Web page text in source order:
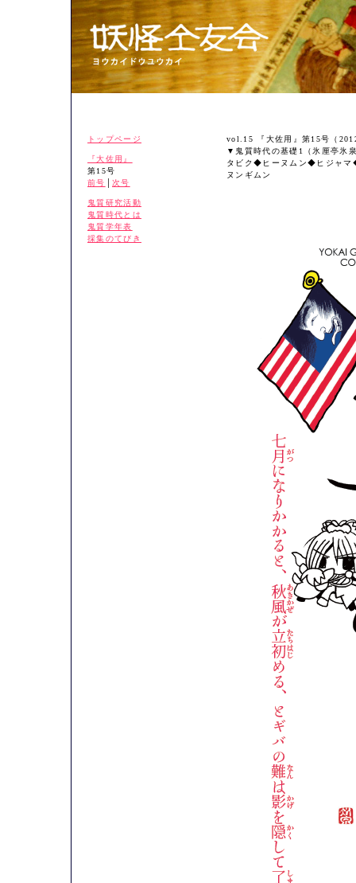
トップページ
『大佐用』
第15号
前号
│次号
鬼質研究活動
鬼質時代とは
鬼質学年表
採集のてびき
vol.15 『大佐用』第15号（
▼鬼質時代の基礎1（氷厘亭
タビク◆ヒーヌムン◆ヒジャ
ヌンギムン